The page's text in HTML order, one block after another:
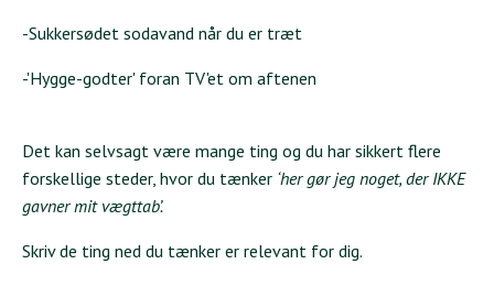
-Sukkersødet sodavand når du er træt
-'Hygge-godter' foran TV'et om aftenen
Det kan selvsagt være mange ting og du har sikkert flere
forskellige steder, hvor du tænker ‘her gør jeg noget, der IKKE
gavner mit vægttab’.
Skriv de ting ned du tænker er relevant for dig.